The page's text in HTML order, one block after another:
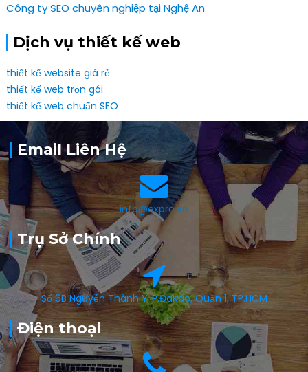
Công ty SEO chuyên nghiệp tại Nghệ An
Dịch vụ thiết kế web
thiết kế website giá rẻ
thiết kế web trọn gói
thiết kế web chuẩn SEO
Email Liên Hệ
info@expro.vn
Trụ Sở Chính
Số 6B Nguyễn Thành Ý, P.ĐaKao, Quận 1, TP.HCM
Điện thoại